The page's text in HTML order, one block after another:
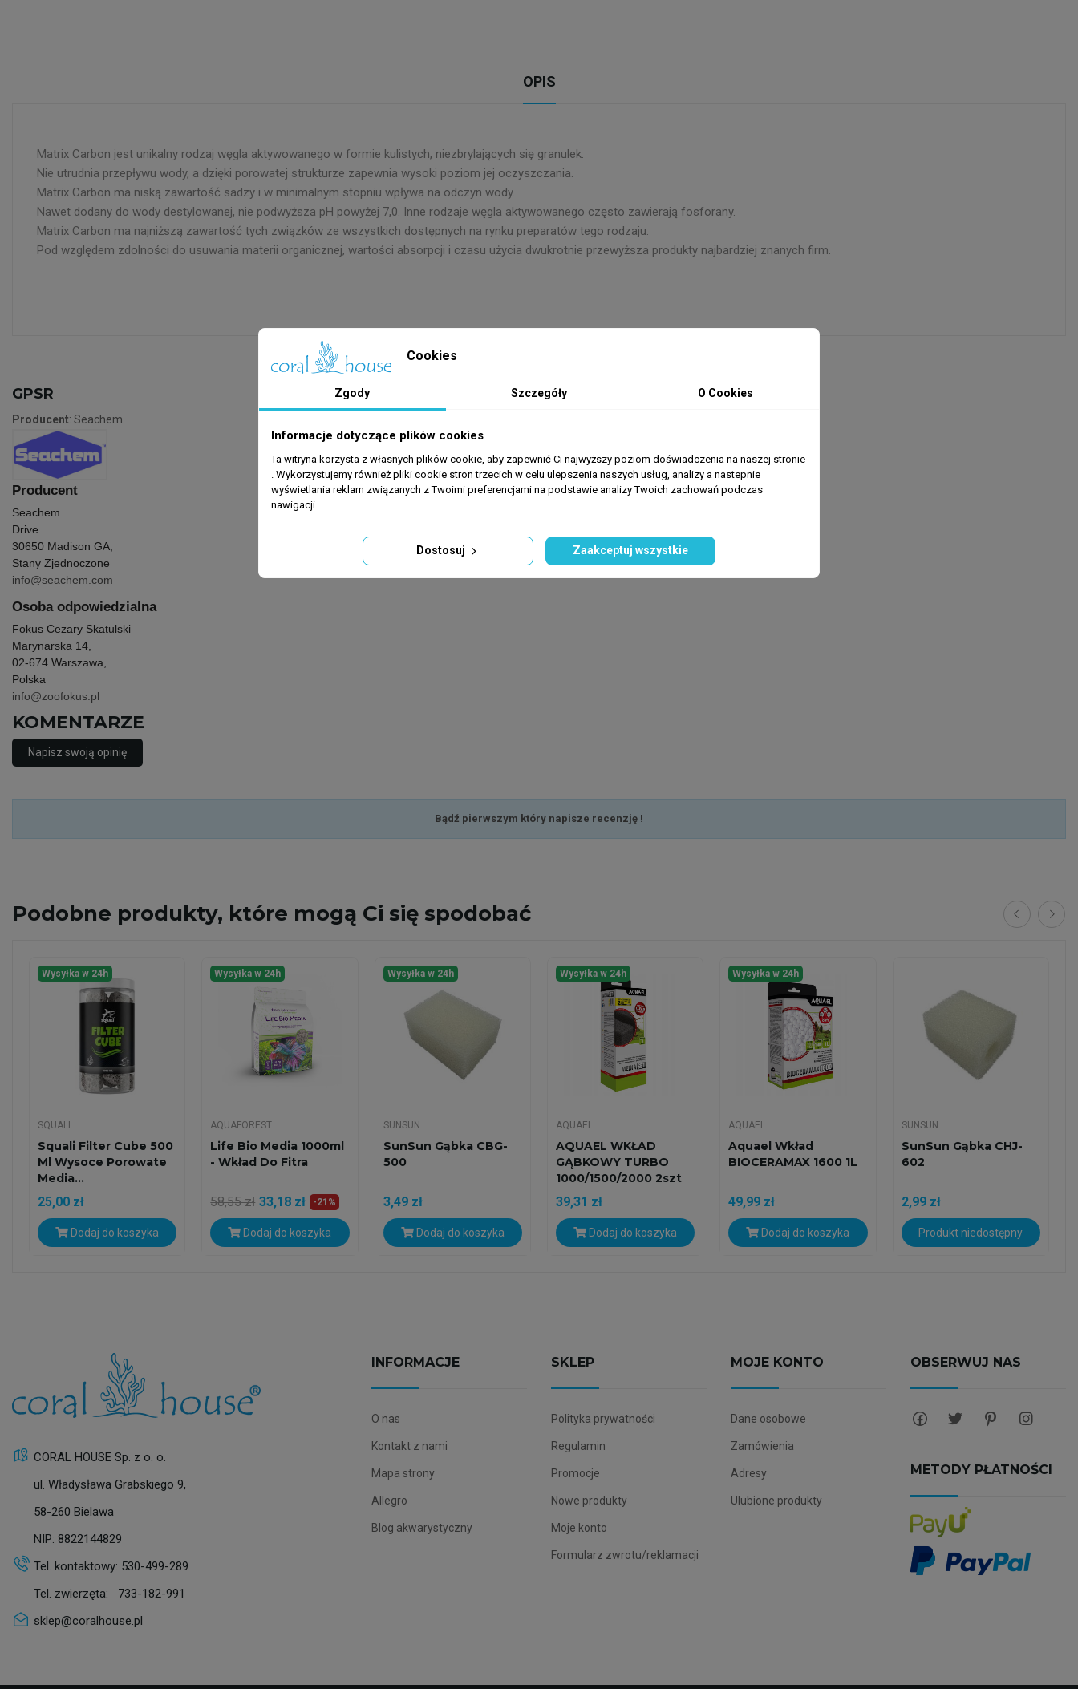
OPIS
Matrix Carbon jest unikalny rodzaj węgla aktywowanego w formie kulistych, niezbrylających się granulek.
Nie utrudnia przepływu wody, a dzięki porowatej strukturze zapewnia wysoki poziom jej oczyszczania.
Matrix Carbon ma niską zawartość sadzy i w minimalnym stopniu wpływa na odczyn wody.
Nawet dodany do wody destylowanej, nie podwyższa pH powyżej 7,0. Inne rodzaje węgla aktywowanego często zawierają fosforany.
Matrix Carbon ma najniższą zawartość tych związków ze wszystkich dostępnych na rynku preparatów tego rodzaju.
Pod względem zdolności do usuwania materii organicznej, wartości absorpcji i czasu użycia dwukrotnie przewyższa produkty najbardziej znanych firm.
GPSR
Producent: Seachem
Producent
Seachem
Drive
30650 Madison GA,
Stany Zjednoczone
info@seachem.com
Osoba odpowiedzialna
Fokus Cezary Skatulski
Marynarska 14,
02-674 Warszawa,
Polska
info@zoofokus.pl
KOMENTARZE
Napisz swoją opinię
Bądź pierwszym który napisze recenzję !
Podobne produkty, które mogą Ci się spodobać
Wysyłka w 24h
SQUALI
Squali Filter Cube 500
Ml Wysoce Porowate
Media...
25,00 zł
Dodaj do koszyka
Wysyłka w 24h
AQUAFOREST
Life Bio Media 1000ml
- Wkład Do Fitra
58,55 zł 33,18 zł -21%
Dodaj do koszyka
Wysyłka w 24h
SUNSUN
SunSun Gąbka CBG-
500
3,49 zł
Dodaj do koszyka
Wysyłka w 24h
AQUAEL
AQUAEL WKŁAD
GĄBKOWY TURBO
1000/1500/2000 2szt
39,31 zł
Dodaj do koszyka
Wysyłka w 24h
AQUAEL
Aquael Wkład
BIOCERAMAX 1600 1L
49,99 zł
Dodaj do koszyka
SUNSUN
SunSun Gąbka CHJ-
602
2,99 zł
Produkt niedostępny
CORAL HOUSE Sp. z o. o.
ul. Władysława Grabskiego 9,
58-260 Bielawa
NIP: 8822144829
Tel. kontaktowy: 530-499-289
Tel. zwierzęta: 733-182-991
sklep@coralhouse.pl
INFORMACJE
O nas
Kontakt z nami
Mapa strony
Allegro
Blog akwarystyczny
SKLEP
Polityka prywatności
Regulamin
Promocje
Nowe produkty
Moje konto
Formularz zwrotu/reklamacji
MOJE KONTO
Dane osobowe
Zamówienia
Adresy
Ulubione produkty
OBSERWUJ NAS
METODY PŁATNOŚCI
Cookies
Zgody Szczegóły O Cookies
Informacje dotyczące plików cookies
Ta witryna korzysta z własnych plików cookie, aby zapewnić Ci najwyższy poziom doświadczenia na naszej stronie
. Wykorzystujemy również pliki cookie stron trzecich w celu ulepszenia naszych usług, analizy a nastepnie
wyświetlania reklam związanych z Twoimi preferencjami na podstawie analizy Twoich zachowań podczas
nawigacji.
Dostosuj Zaakceptuj wszystkie